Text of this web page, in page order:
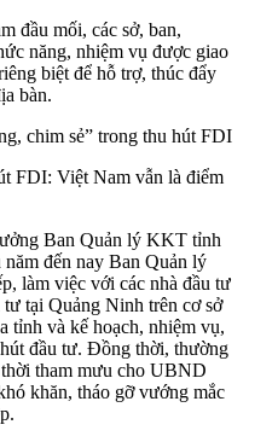
đầu mối, các sở, ban,
năng, nhiệm vụ được giao
biệt để hỗ trợ, thúc đẩy
bàn.
chim sẻ” trong thu hút FDI
FDI: Việt Nam vẫn là điểm
Ban Quản lý KKT tỉnh
đến nay Ban Quản lý
làm việc với các nhà đầu tư
tại Quảng Ninh trên cơ sở
tỉnh và kế hoạch, nhiệm vụ,
đầu tư. Đồng thời, thường
tham mưu cho UBND
khăn, tháo gỡ vướng mắc